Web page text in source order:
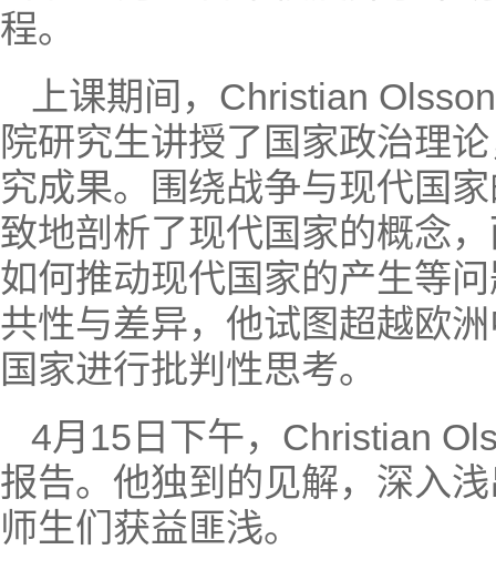
程。
上课期间，Christian
院研究生讲授了国家政治理
究成果。围绕战争与现代国
致地剖析了现代国家的概念
如何推动现代国家的产生等
共性与差异，他试图超越欧
国家进行批判性思考。
4月15日下午，Christian
报告。他独到的见解，深入
师生们获益匪浅。